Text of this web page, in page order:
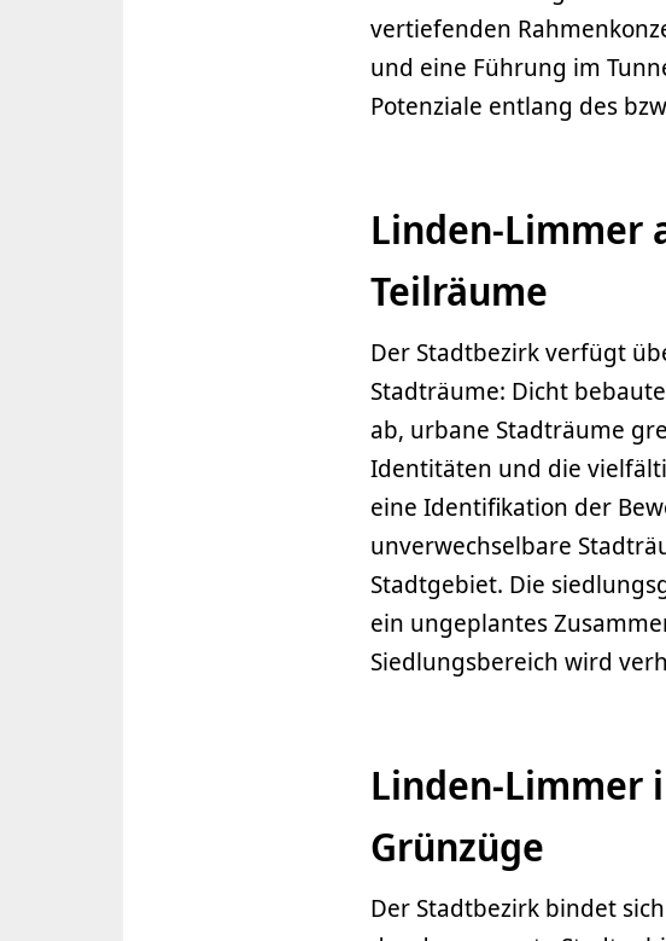
vertiefenden
und eine Führung im
Potenziale entlang des
Linden-Limmer
Teilräume
Der Stadtbezirk verfügt
Stadträume: Dicht
ab, urbane Stadträume
Identitäten und die
eine Identifikation der
unverwechselbare
Stadtgebiet. Die
ein ungeplantes
Siedlungsbereich wird
Linden-Limmer
Grünzüge
Der Stadtbezirk bindet